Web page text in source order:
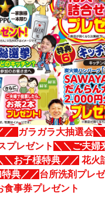
／ ガラガラ大抽選会
プレゼント ＼＼ご夫婦
＼お子様特典／／ 花火
典／／台所洗剤プレ
食事券プレゼント